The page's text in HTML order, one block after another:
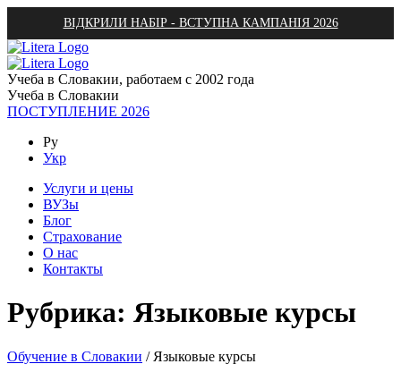
ВІДКРИЛИ НАБІР - ВСТУПНА КАМПАНІЯ 2026
Учеба в Словакии, работаем с 2002 года
Учеба в Словакии
ПОСТУПЛЕНИЕ 2026
Ру
Укр
Услуги и цены
ВУЗы
Блог
Страхование
О нас
Контакты
Рубрика: Языковые курсы
Обучение в Словакии / Языковые курсы